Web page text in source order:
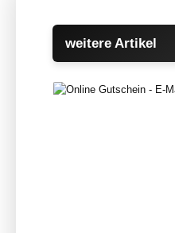
Produktgalerie überspringen
weitere Artikel